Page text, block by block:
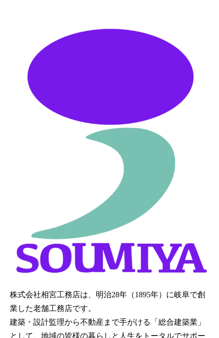
株式会社相宮工務店は、 明治28年（1895年）に岐阜で創
業した老舗工務店です。
建築・設計監理から不動産まで手がける「総合建築業」
として、地域の皆様の暮らしと人生をトータルでサポー